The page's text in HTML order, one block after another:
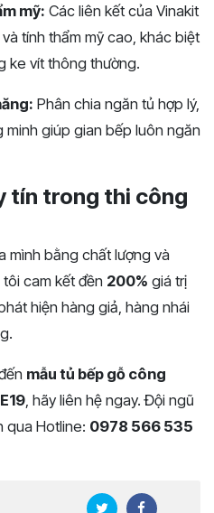
mỹ: Các liên kết của Vinakit
tính thẩm mỹ cao, khác biệt
ke vít thông thường.
Phân chia ngăn tủ hợp lý,
giúp gian bếp luôn ngăn
tín trong thi công
mình bằng chất lượng và
cam kết đền 200% giá trị
hiện hàng giả, hàng nhái
mẫu tủ bếp gỗ công
, hãy liên hệ ngay. Đội ngũ
qua Hotline: 0978 566 535